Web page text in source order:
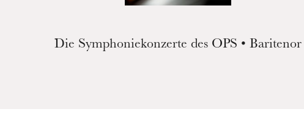
Die Symphoniekonzerte des OPS • Baritenor